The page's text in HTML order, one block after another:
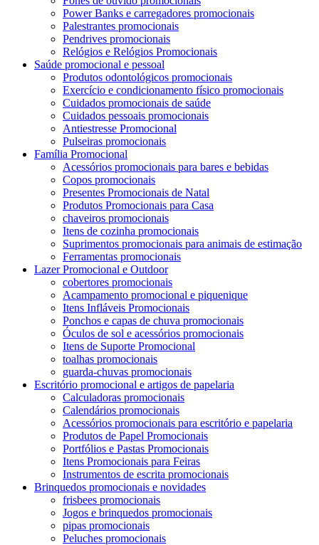
Power Banks e carregadores promocionais
Palestrantes promocionais
Pendrives promocionais
Relógios e Relógios Promocionais
Saúde promocional e pessoal
Produtos odontológicos promocionais
Exercício e condicionamento físico promocionais
Cuidados promocionais de saúde
Cuidados pessoais promocionais
Antiestresse Promocional
Pulseiras promocionais
Família Promocional
Acessórios promocionais para bares e bebidas
Copos promocionais
Presentes Promocionais de Natal
Produtos Promocionais para Casa
chaveiros promocionais
Itens de cozinha promocionais
Suprimentos promocionais para animais de estimação
Ferramentas promocionais
Lazer Promocional e Outdoor
cobertores promocionais
Acampamento promocional e piquenique
Itens Infláveis ​​Promocionais
Ponchos e capas de chuva promocionais
Óculos de sol e acessórios promocionais
Itens de Suporte Promocional
toalhas promocionais
guarda-chuvas promocionais
Escritório promocional e artigos de papelaria
Calculadoras promocionais
Calendários promocionais
Acessórios promocionais para escritório e papelaria
Produtos de Papel Promocionais
Portfólios e Pastas Promocionais
Itens Promocionais para Feiras
Instrumentos de escrita promocionais
Brinquedos promocionais e novidades
frisbees promocionais
Jogos e brinquedos promocionais
pipas promocionais
Peluches promocionais